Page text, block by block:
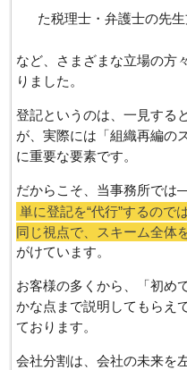
た税理士・弁護士の先
など、さまざまな立場の方
りました。
登記というのは、一見する
が、実際には「組織再編の
に重要な要素です。
だからこそ、当事務所では
単に登記を“代行”するので
同じ視点で、スキーム全体
がけています。
お客様の多くから、「初め
かな点まで説明してもらえ
ております。
会社分割は、会社の未来を